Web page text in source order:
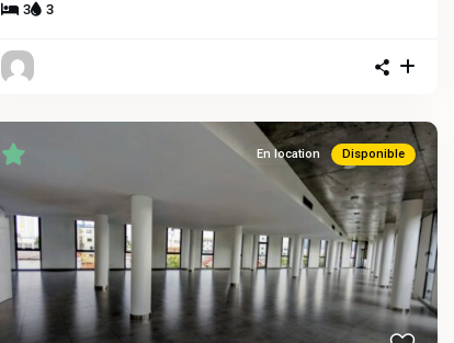
3 3
En location Disponible